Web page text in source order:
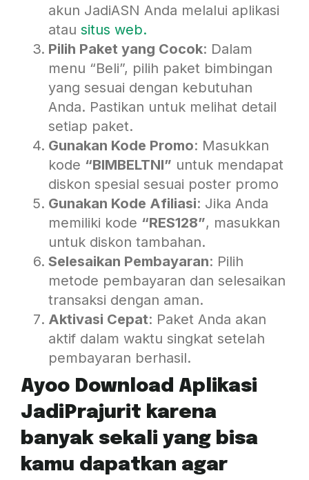
akun JadiASN Anda melalui aplikasi
atau situs web.
Pilih Paket yang Cocok: Dalam
menu “Beli”, pilih paket bimbingan
yang sesuai dengan kebutuhan
Anda. Pastikan untuk melihat detail
setiap paket.
Gunakan Kode Promo: Masukkan
kode “BIMBELTNI” untuk mendapat
diskon spesial sesuai poster promo
Gunakan Kode Afiliasi: Jika Anda
memiliki kode “RES128”, masukkan
untuk diskon tambahan.
Selesaikan Pembayaran: Pilih
metode pembayaran dan selesaikan
transaksi dengan aman.
Aktivasi Cepat: Paket Anda akan
aktif dalam waktu singkat setelah
pembayaran berhasil.
Ayoo Download Aplikasi
JadiPrajurit karena
banyak sekali yang bisa
kamu dapatkan agar